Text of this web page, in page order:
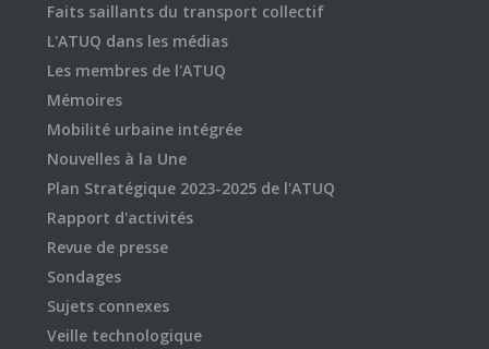
Faits saillants du transport collectif
L'ATUQ dans les médias
Les membres de l'ATUQ
Mémoires
Mobilité urbaine intégrée
Nouvelles à la Une
Plan Stratégique 2023-2025 de l'ATUQ
Rapport d'activités
Revue de presse
Sondages
Sujets connexes
Veille technologique